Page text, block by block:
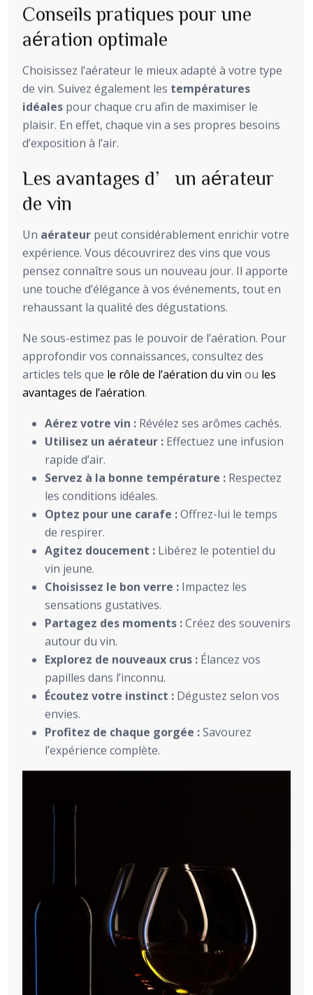
Conseils pratiques pour une
aération optimale
Choisissez l’aérateur le mieux adapté à votre type
de vin. Suivez également les températures
idéales pour chaque cru afin de maximiser le
plaisir. En effet, chaque vin a ses propres besoins
d’exposition à l’air.
Les avantages d’un aérateur
de vin
Un aérateur peut considérablement enrichir votre
expérience. Vous découvrirez des vins que vous
pensez connaître sous un nouveau jour. Il apporte
une touche d’élégance à vos événements, tout en
rehaussant la qualité des dégustations.
Ne sous-estimez pas le pouvoir de l’aération. Pour
approfondir vos connaissances, consultez des
articles tels que le rôle de l’aération du vin ou les
avantages de l’aération.
Aérez votre vin : Révélez ses arômes cachés.
Utilisez un aérateur : Effectuez une infusion
rapide d’air.
Servez à la bonne température : Respectez
les conditions idéales.
Optez pour une carafe :Offrez-lui le temps
de respirer.
Agitez doucement : Libérez le potentiel du
vin jeune.
Choisissez le bon verre : Impactez les
sensations gustatives.
Partagez des moments :Créez des souvenirs
autour du vin.
Explorez de nouveaux crus : Élancez vos
papilles dans l’inconnu.
Écoutez votre instinct : Dégustez selon vos
envies.
Profitez de chaque gorgée :Savourez
l’expérience complète.